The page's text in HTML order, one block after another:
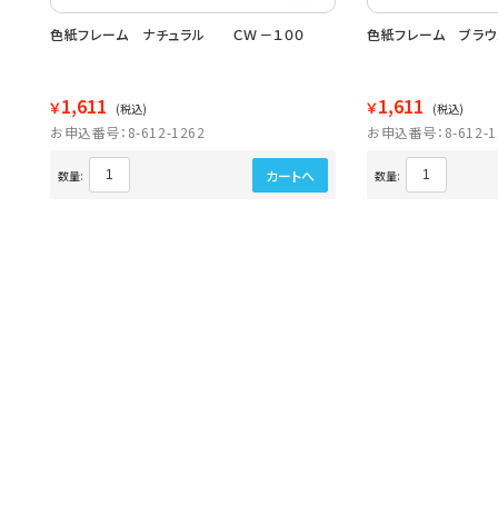
色紙フレーム ナチュラル ＣＷ－１００
￥1,611 (税込)
お申込番号：8-612-1262
数量: カートへ
色紙フレーム ブラ
￥1,611 (税込)
お申込番号：8-612-
数量: